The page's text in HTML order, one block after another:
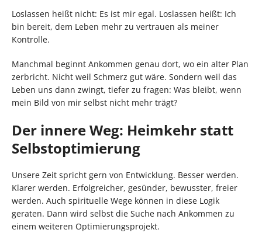
Loslassen heißt nicht: Es ist mir egal. Loslassen heißt: Ich
bin bereit, dem Leben mehr zu vertrauen als meiner
Kontrolle.
Manchmal beginnt Ankommen genau dort, wo ein alter Plan
zerbricht. Nicht weil Schmerz gut wäre. Sondern weil das
Leben uns dann zwingt, tiefer zu fragen: Was bleibt, wenn
mein Bild von mir selbst nicht mehr trägt?
Der innere Weg: Heimkehr statt
Selbstoptimierung
Unsere Zeit spricht gern von Entwicklung. Besser werden.
Klarer werden. Erfolgreicher, gesünder, bewusster, freier
werden. Auch spirituelle Wege können in diese Logik
geraten. Dann wird selbst die Suche nach Ankommen zu
einem weiteren Optimierungsprojekt.